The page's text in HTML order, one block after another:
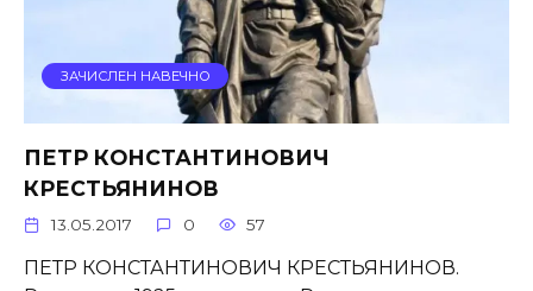
ЗАЧИСЛЕН НАВЕЧНО
ПЕТР КОНСТАНТИНОВИЧ
КРЕСТЬЯНИНОВ
13.05.2017 0 57
ПЕТР КОНСТАНТИНОВИЧ КРЕСТЬЯНИНОВ.